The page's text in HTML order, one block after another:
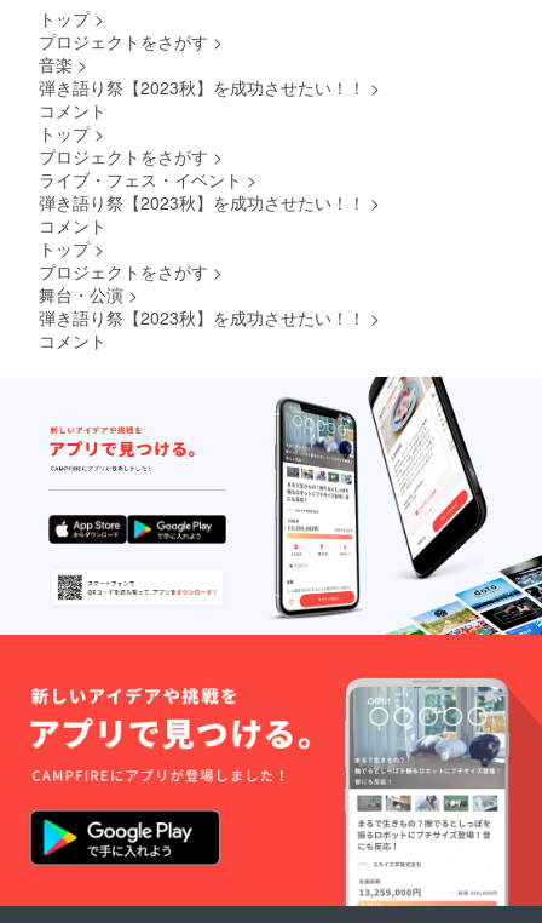
連絡し
ます。
前半の
方の時
間帯を
予定し
ていま
す） ・
内容：
約15分
の出演
＋ 1曲
歌う
（ヨシ
ギター
伴奏）
＋ リ
ハーサ
ル ・場
所：隅
田川テ
ラス
（リア
の場
合）ま
たは、
の交通
費や滞
在費は
ご自身
でご負
担をお
願いし
ます。
連絡
し、対
応を考
えさせ
ていた
だきま
す。
（案：
希望の2
曲をヨ
シタケ
ター伴
奏し、
るな
ど） ※
備考欄
には
「本
名」の
ご記入
をお願
いしま
す。 ■
リター
ンの内
る。配
信中に
テロッ
プを入
れて、
金のお
布施を
いただ
いた旨
とお名
前と
セージ
をご紹
りする
曲リス
トの中
から選
んでい
た1曲を
ヨシタ
ケが配
信中に
り。 ※
トップ >
プロジェクトをさがす >
音楽 >
弾き語り祭【2023秋】を成功させたい！！ >
コメント
トップ >
プロジェクトをさがす >
ライブ・フェス・イベント >
弾き語り祭【2023秋】を成功させたい！！ >
コメント
トップ >
プロジェクトをさがす >
舞台・公演 >
弾き語り祭【2023秋】を成功させたい！！ >
コメント